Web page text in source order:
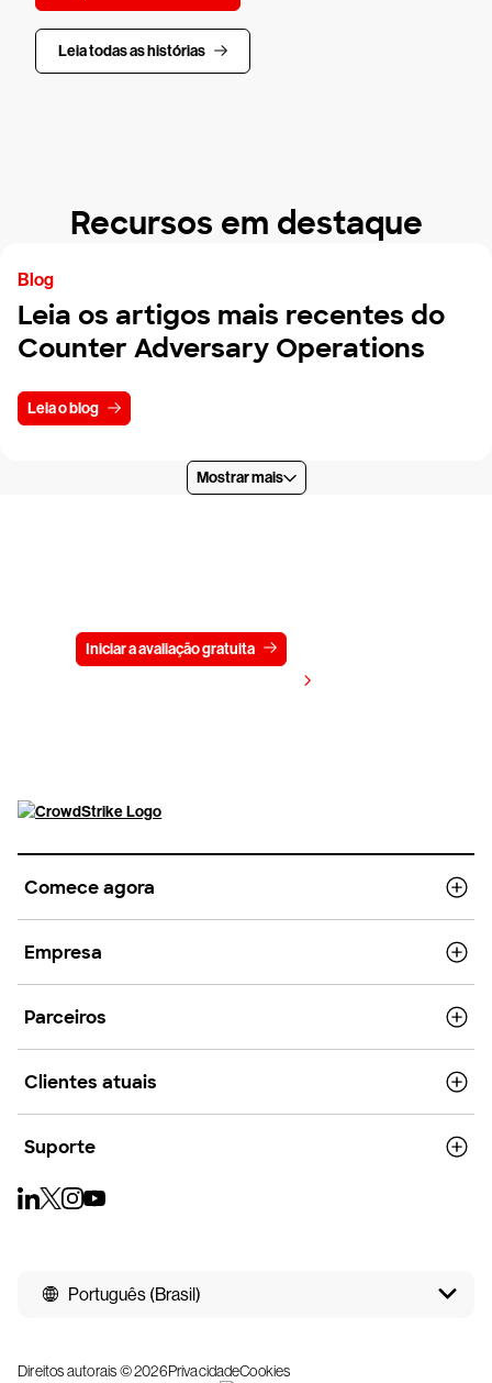
Leia todas as histórias
Recursos em destaque
Blog
Leia os artigos mais recentes do
Counter Adversary Operations
Leia o blog
Mostrar mais
Iniciar a avaliação gratuita
Comece agora
Empresa
Parceiros
Clientes atuais
Suporte
Português (Brasil)
Direitos autorais © 2026PrivacidadeCookies